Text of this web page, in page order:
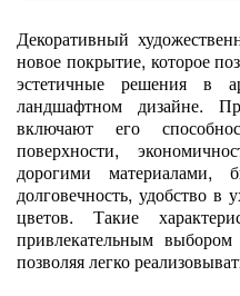
Декоративный
новое покрытие, которое
эстетичные решения в
ландшафтном дизайне.
включают его
поверхности,
дорогими материалами,
долговечность, удобство в
цветов. Такие
привлекательным
позволяя легко